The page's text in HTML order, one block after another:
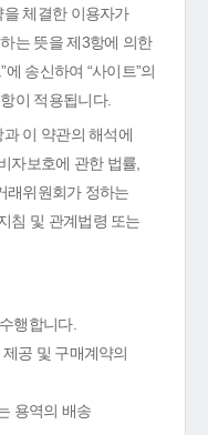
체결한 이용자가
는 뜻을 제3항에 의한
송신하여 “사이트”의
이 적용됩니다.
이 약관의 해석에
자보호에 관한 법률,
래위원회가 정하는
침 및 관계법령 또는
행합니다.
공 및 구매계약의
용역의 배송